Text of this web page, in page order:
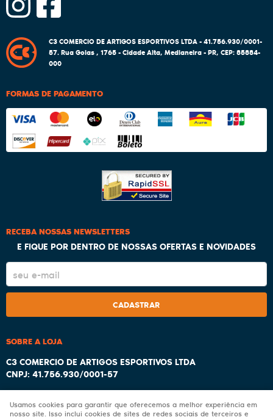
C3 COMERCIO DE ARTIGOS ESPORTIVOS LTDA - 41.756.930/0001-
57.Rua Goias , 1765-Cidade Alta, Medianeira-PR, CEP: 85884-
000
FORMAS DE PAGAMENTO
RECEBA NOSSAS NEWSLETTERS
E FIQUE POR DENTRO DE NOSSAS OFERTAS E NOVIDADES
CADASTRAR
SOBRE A LOJA
C3 COMERCIO DE ARTIGOS ESPORTIVOS LTDA
CNPJ: 41.756.930/0001-57
Usamos cookies para garantir que oferecemos a melhor experiência em
nosso site. Isso inclui cookies de sites de redes sociais de terceiros e